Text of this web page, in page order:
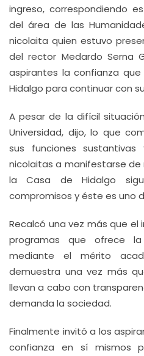
ingreso, correspondiendo
del área de las
nicolaita quien estuvo
del rector Medardo Serna
aspirantes la confianza
Hidalgo para continuar con
A pesar de la difícil
Universidad, dijo, lo que
sus funciones
nicolaitas a manifestarse
la Casa de Hidalgo
compromisos y éste es uno
Recalcó una vez más que el
programas que ofrece
mediante el mérito
demuestra una vez más
llevan a cabo con
demanda la sociedad.
Finalmente invitó a los
confianza en sí mismos